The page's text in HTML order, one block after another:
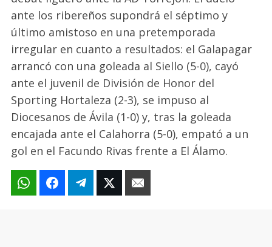
ante los ribereños supondrá el séptimo y
último amistoso en una pretemporada
irregular en cuanto a resultados: el Galapagar
arrancó con una goleada al Siello (5-0), cayó
ante el juvenil de División de Honor del
Sporting Hortaleza (2-3), se impuso al
Diocesanos de Ávila (1-0) y, tras la goleada
encajada ante el Calahorra (5-0), empató a un
gol en el Facundo Rivas frente a El Álamo.